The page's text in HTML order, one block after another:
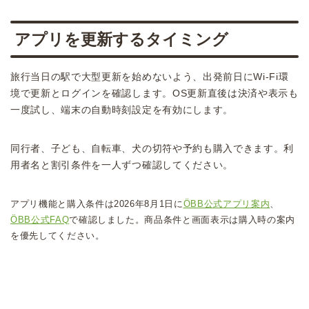
アプリを更新するタイミング
旅行当日の駅で大型更新を始めないよう、出発前日にWi-Fi環
境で更新とログインを確認します。OS更新直後は決済や表示も
一度試し、端末の自動時刻設定を有効にします。
同行者、子ども、自転車、犬の切符や予約も購入できます。利
用者名と割引条件を一人ずつ確認してください。
アプリ機能と購入条件は2026年8月1日にÖBB公式アプリ案内、
ÖBB公式FAQで確認しました。商品条件と画面表示は購入時の案内
を優先してください。